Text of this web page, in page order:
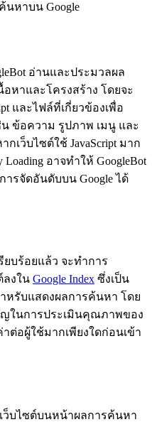
นหาบน Google
อ่านและประมวลผล
อหาและโครงสร้าง โดยจะ
และไฟล์ที่เกี่ยวข้องเพื่อ
ข้อความ รูปภาพ เมนู และ
เว็บไซต์ใช้ JavaScript มาก
อาจทำให้ GoogleBot
รจัดอันดับบน Google ได้
ยบร้อยแล้ว จะทำการ
ลงใน Google Index ซึ่งเป็น
หรับแสดงผลการค้นหา โดย
ในการประเมินคุณภาพของ
ต่อผู้ใช้มากเพียงใดก่อนเข้า
ว็บไซต์บนหน้าผลการค้นหา